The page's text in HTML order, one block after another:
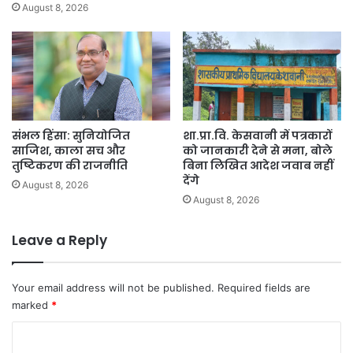
August 8, 2026
संभल हिंसा: सुनियोजित
साजिश, काला सच और
तुष्टिकरण की राजनीति
August 8, 2026
शा.प्रा.वि. केसवानी में पत्रकारों
को जानकारी देने से मना, बोले
बिना लिखित आदेश जवाब नहीं
देंगे
August 8, 2026
Leave a Reply
Your email address will not be published. Required fields are
marked *